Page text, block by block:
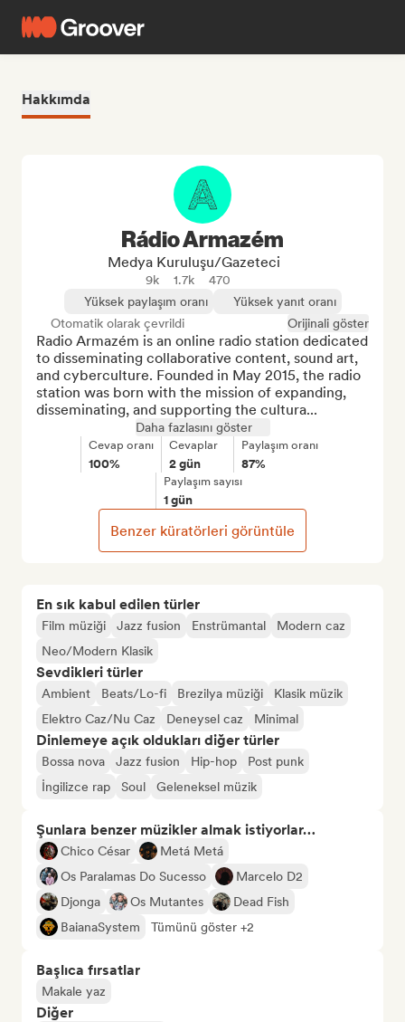
Hakkımda
En sık kabul edilen türler
Film müziği Jazz fusion Enstrümantal
Modern caz
Neo/Modern Klasik
Sevdikleri türler
Ambient Beats/Lo-fi Brezilya müziği
Klasik müzik
Elektro Caz/Nu Caz
Deneysel caz Minimal
Dinlemeye açık oldukları diğer türler
Bossa nova Jazz fusion Hip-hop
Post punk
İngilizce rap
Soul Geleneksel müzik
Şunlara benzer müzikler almak istiyorlar…
Chico César
Metá Metá
Os Paralamas Do Sucesso
Marcelo D2
Djonga
Os Mutantes
Dead Fish
BaianaSystem
Tümünü göster +2
Başlıca fırsatlar
Makale yaz
Diğer
Rádio Armazém
Medya Kuruluşu/Gazeteci
9k 1.7k
470
Yüksek paylaşım oranı
Yüksek yanıt oranı
Otomatik olarak çevrildi
Orijinali göster
Radio Armazém is an online radio station dedicated
to disseminating collaborative content, sound art,
and cyberculture. Founded in May 2015, the radio
station was born with the mission of expanding,
disseminating, and supporting the cultura...
Daha fazlasını göster
Cevap oranı
100%
Cevaplar
2 gün
Paylaşım oranı
87%
Paylaşım sayısı
1 gün
Benzer küratörleri görüntüle